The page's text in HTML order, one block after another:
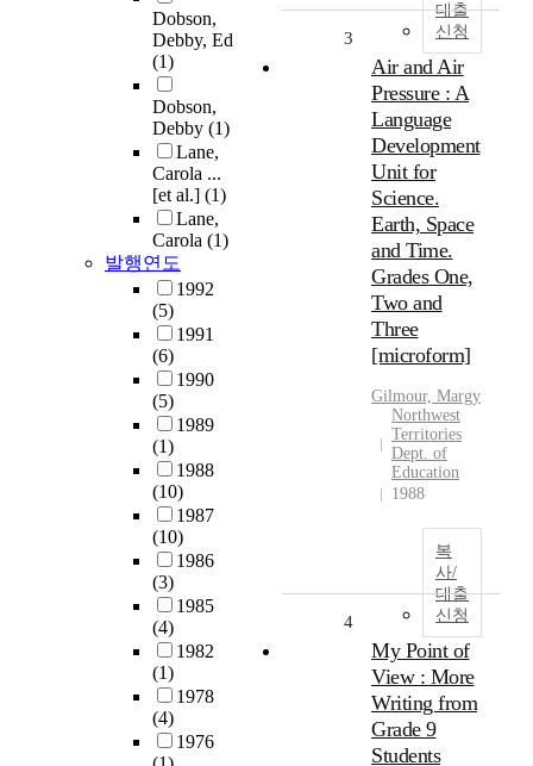
Dobson,
Debby, Ed
(1)
Dobson,
Debby (1)
Lane,
Carola ...
[et al.] (1)
Lane,
Carola (1)
발행연도
1992
(5)
1991
(6)
1990
(5)
1989
(1)
1988
(10)
1987
(10)
1986
(3)
1985
(4)
1982
(1)
1978
(4)
1976
대출
신청
3
Air and Air
Pressure : A
Language
Development
Unit for
Science.
Earth, Space
and Time.
Grades One,
Two and
Three
[microform]
Gilmour, Margy
Northwest
Territories
Dept. of
Education
1988
복
사/
대출
신청
4
My Point of
View : More
Writing from
Grade 9
Students